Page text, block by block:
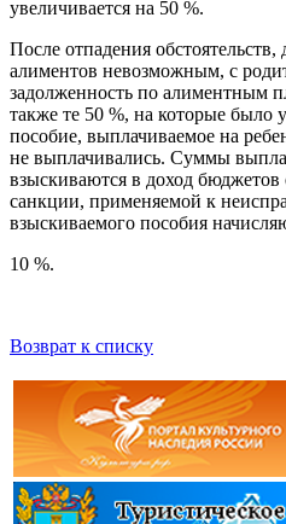
увеличивается на 50 %.
После отпадения
алиментов невозможным, с
задолженность по алиментным
также те 50 %, на которые было
пособие, выплачиваемое на
не выплачивались. Суммы
взыскиваются в доход
санкции, применяемой к
взыскиваемого пособия
10 %.
Возврат к списку